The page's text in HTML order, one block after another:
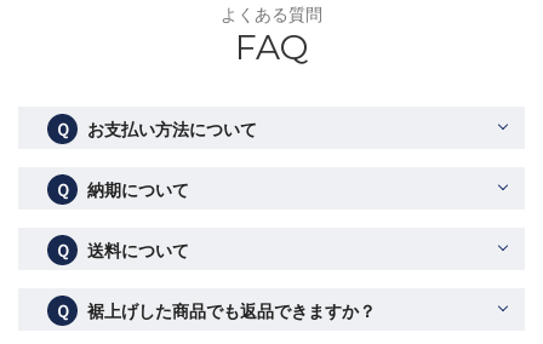
よくある質問
FAQ
Ｑ お支払い方法について
Ｑ 納期について
Ｑ 送料について
Ｑ 裾上げした商品でも返品できますか？